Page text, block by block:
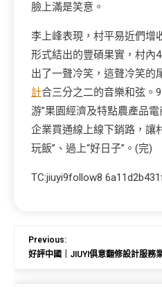
臉上滿是笑意。
李上峰表現，村平易近們增
形式結出的豐碩果實，村內
出了一聲冷笑，這聲冷笑的
計合三分之二的音樂和弦。
游”果園經濟及特點農產品
企業買通線上線下銷路，讓
玩飯”、過上“好日子”。(完)
TC:jiuyi9follow8
Previous:
好評中國｜JIUYI俱意翻修設計服